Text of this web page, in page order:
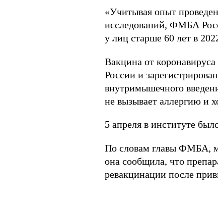
«Учитывая опыт
исследований, ФМБА
у лиц старше 60 лет в
Вакцина от
России и
внутримышечного
не вызывает аллергию и
5 апреля в институте
По словам главы ФМБА,
она сообщила, что
ревакцинации после